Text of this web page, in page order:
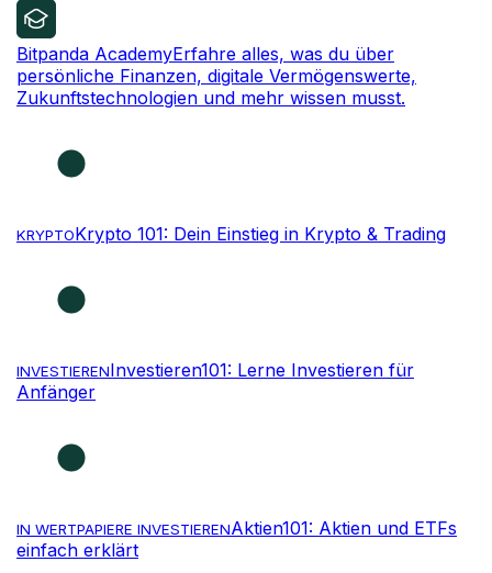
Bitpanda AcademyErfahre alles, was du über
persönliche Finanzen, digitale Vermögenswerte,
Zukunftstechnologien und mehr wissen musst.
KRYPTOKrypto 101: Dein Einstieg in Krypto & Trading
INVESTIERENInvestieren101: Lerne Investieren für
Anfänger
IN WERTPAPIERE INVESTIERENAktien101: Aktien und ETFs
einfach erklärt